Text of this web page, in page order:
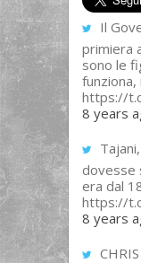
Il
primiera
sono le
https://
8 years
dovesse
era dal
https://
8 years